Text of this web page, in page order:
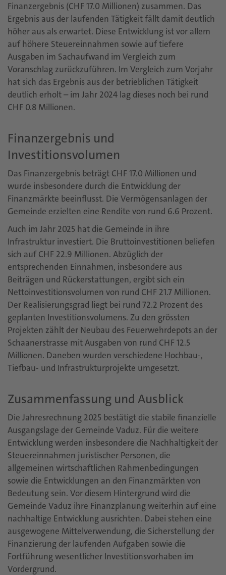
Finanzergebnis (CHF 17.0 Millionen) zusammen. Das
Ergebnis aus der laufenden Tätigkeit fällt damit deutlich
höher aus als erwartet. Diese Entwicklung ist vor allem
auf höhere Steuereinnahmen sowie auf tiefere
Ausgaben im Sachaufwand im Vergleich zum
Voranschlag zurückzuführen. Im Vergleich zum Vorjahr
hat sich das Ergebnis aus der betrieblichen Tätigkeit
deutlich erholt – im Jahr 2024 lag dieses noch bei rund
CHF 0.8 Millionen.
Finanzergebnis und
Investitionsvolumen
Das Finanzergebnis beträgt CHF 17.0 Millionen und
wurde insbesondere durch die Entwicklung der
Finanzmärkte beeinflusst. Die Vermögensanlagen der
Gemeinde erzielten eine Rendite von rund 6.6 Prozent.
Auch im Jahr 2025 hat die Gemeinde in ihre
Infrastruktur investiert. Die Bruttoinvestitionen beliefen
sich auf CHF 22.9 Millionen. Abzüglich der
entsprechenden Einnahmen, insbesondere aus
Beiträgen und Rückerstattungen, ergibt sich ein
Nettoinvestitionsvolumen von rund CHF 21.7 Millionen.
Der Realisierungsgrad liegt bei rund 72.2 Prozent des
geplanten Investitionsvolumens. Zu den grössten
Projekten zählt der Neubau des Feuerwehrdepots an der
Schaanerstrasse mit Ausgaben von rund CHF 12.5
Millionen. Daneben wurden verschiedene Hochbau-,
Tiefbau- und Infrastrukturprojekte umgesetzt.
Zusammenfassung und Ausblick
Die Jahresrechnung 2025 bestätigt die stabile finanzielle
Ausgangslage der Gemeinde Vaduz. Für die weitere
Entwicklung werden insbesondere die Nachhaltigkeit der
Steuereinnahmen juristischer Personen, die
allgemeinen wirtschaftlichen Rahmenbedingungen
sowie die Entwicklungen an den Finanzmärkten von
Bedeutung sein. Vor diesem Hintergrund wird die
Gemeinde Vaduz ihre Finanzplanung weiterhin auf eine
nachhaltige Entwicklung ausrichten. Dabei stehen eine
ausgewogene Mittelverwendung, die Sicherstellung der
Finanzierung der laufenden Aufgaben sowie die
Fortführung wesentlicher Investitionsvorhaben im
Vordergrund.